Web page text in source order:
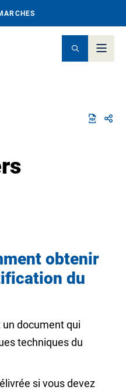
obtenir
du
un document qui
techniques du
si vous devez